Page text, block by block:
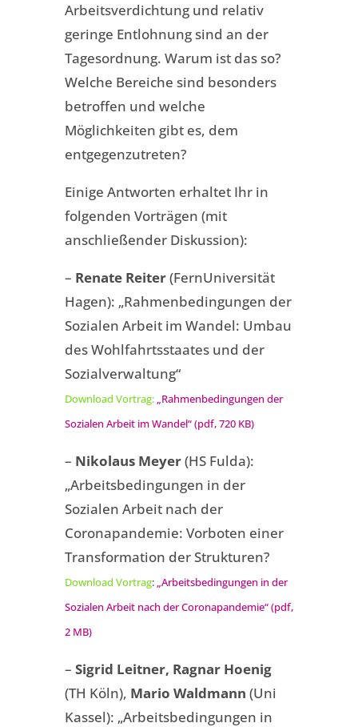
Arbeitsverdichtung und relativ
geringe Entlohnung sind an der
Tagesordnung. Warum ist das so?
Welche Bereiche sind besonders
betroffen und welche
Möglichkeiten gibt es, dem
entgegenzutreten?
Einige Antworten erhaltet Ihr in
folgenden Vorträgen (mit
anschließender Diskussion):
– Renate Reiter(FernUniversität
Hagen): „Rahmenbedingungen der
Sozialen Arbeit im Wandel: Umbau
des Wohlfahrtsstaates und der
Sozialverwaltung“
Download Vortrag: „Rahmenbedingungen der
Sozialen Arbeit im Wandel“ (pdf, 720 KB)
– Nikolaus Meyer(HS Fulda):
„Arbeitsbedingungen in der
Sozialen Arbeit nach der
Coronapandemie: Vorboten einer
Transformation der Strukturen?
Download Vortrag: „Arbeitsbedingungen in der
Sozialen Arbeit nach der Coronapandemie“ (pdf,
2 MB)
– Sigrid Leitner, Ragnar Hoenig
(TH Köln), Mario Waldmann (Uni
Kassel): „Arbeitsbedingungen in